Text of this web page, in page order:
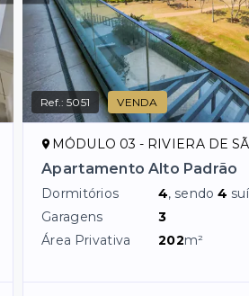
Ref.:5051 VENDA
MÓDULO 03 - RIVIERA DE
Apartamento Alto Padrão
Dormitórios 4, sendo4
Garagens
3
Área Privativa
202m²